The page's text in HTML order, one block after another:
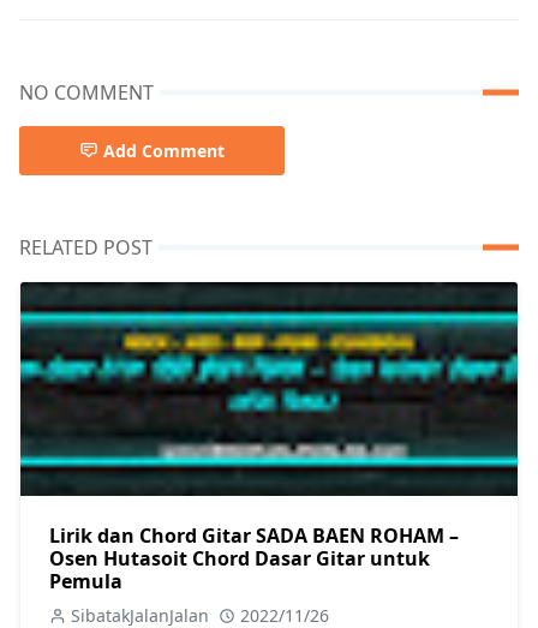
NO COMMENT
Add Comment
RELATED POST
Lirik dan Chord Gitar SADA BAEN ROHAM –
Osen Hutasoit Chord Dasar Gitar untuk
Pemula
SibatakJalanJalan 2022/11/26